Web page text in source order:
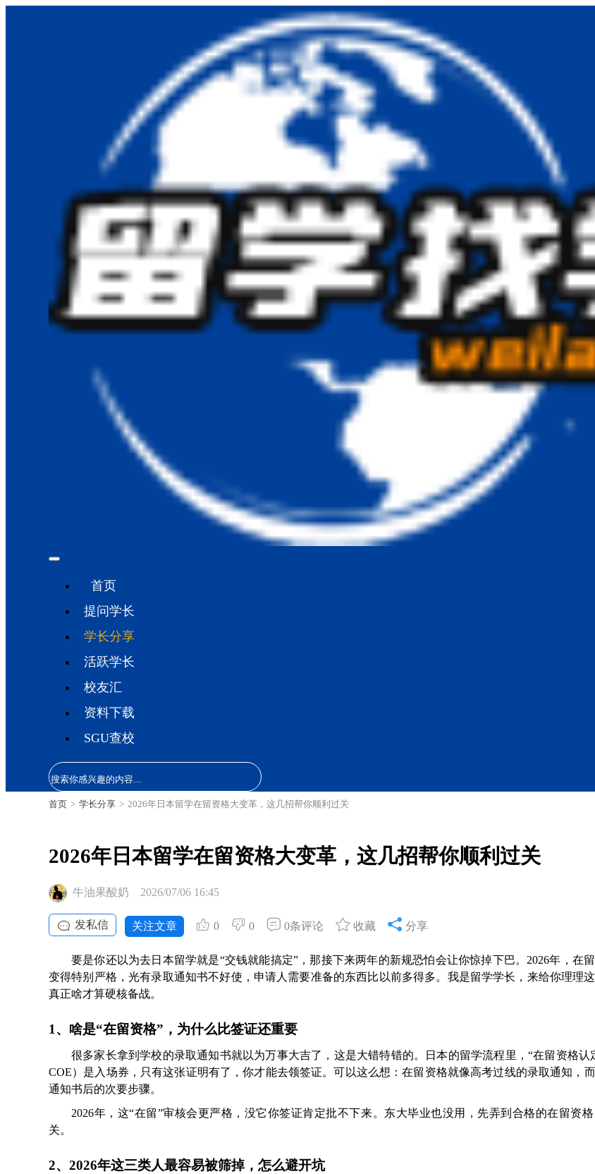
首页
提问学长
学长分享
活跃学长
校友汇
资料下载
SGU查校
首页 > 学长分享 > 2026年日本留学在留资格大变革，这几招帮你顺利过关
2026年日本留学在留资格大变革，这几招帮你顺利过关
牛油果酸奶 2026/07/06 16:45
发私信 关注文章 0 0 0条评论 收藏 分享
要是你还以为去日本留学就是“交钱就能搞定”，那接下来两年的新规恐怕会让你惊掉下巴。2026年，在
变得特别严格，光有录取通知书不好使，申请人需要准备的东西比以前多得多。我是留学学长，来给你理理
真正啥才算硬核备战。
1、啥是“在留资格”，为什么比签证还重要
很多家长拿到学校的录取通知书就以为万事大吉了，这是大错特错的。日本的留学流程里，“在留资格认
COE）是入场券，只有这张证明有了，你才能去领签证。可以这么想：在留资格就像高考过线的录取通知，
通知书后的次要步骤。
2026年，这“在留”审核会更严格，没它你签证肯定批不下来。东大毕业也没用，先弄到合格的在留资
关。
2、2026年这三类人最容易被筛掉，怎么避开坑